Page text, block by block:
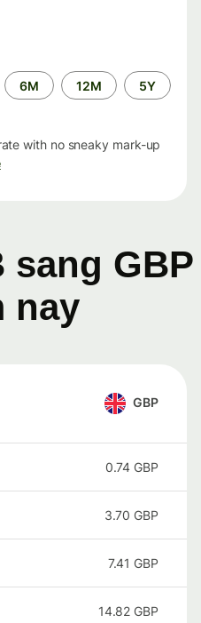
6M 12M 5Y
with no sneaky mark-up
sang GBP
nay
GBP
0.74 GBP
3.70 GBP
7.41 GBP
14.82 GBP